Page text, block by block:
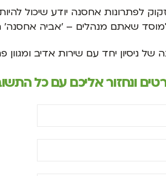
לפתרונות אחסנה יודע שיכול
שאתם מנהלים – 'אביה אחסנה'
של ניסיון יחד עם שירות אדיב
ונחזור אליכם עם כל